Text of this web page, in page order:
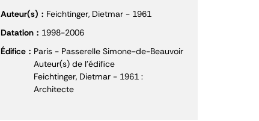
Auteur(s)
Feichtinger, Dietmar - 1961
Datation
1998-2006
Édifice
Paris - Passerelle Simone-de-Beauvoir
Auteur(s) de l'édifice
Feichtinger, Dietmar - 1961 :
Architecte